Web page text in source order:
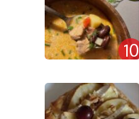
10